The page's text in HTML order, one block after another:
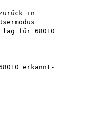
in
für 68010
erkannt-